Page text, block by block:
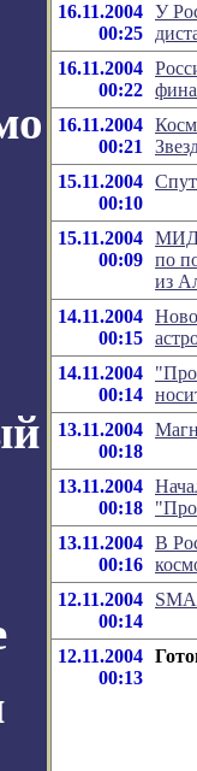
16.11.2004
00:25
У
16.11.2004
00:22
16.11.2004
00:21
15.11.2004
00:10
15.11.2004
00:09
МИД
по
из
14.11.2004
00:15
14.11.2004
00:14
13.11.2004
00:18
13.11.2004
00:18
13.11.2004
00:16
В
12.11.2004
00:14
12.11.2004
00:13